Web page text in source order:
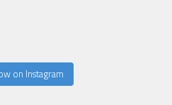
on Instagram